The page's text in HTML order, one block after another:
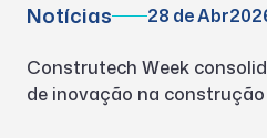
Notícias 28 de Abr
Construtech Week
de inovação na